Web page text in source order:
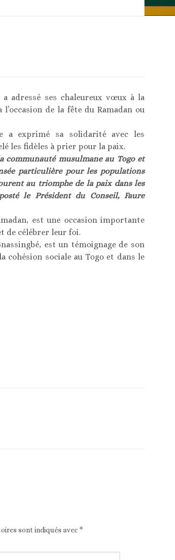
a adressé ses chaleureux vœux à la
de la fête du Ramadan ou
a exprimé sa solidarité avec les
les fidèles à prier pour la paix.
communauté musulmane au Togo et
particulière pour les populations
au triomphe de la paix dans les
le Président du Conseil, Faure
est une occasion importante
de célébrer leur foi.
est un témoignage de son
cohésion sociale au Togo et dans le
sont indiqués avec*